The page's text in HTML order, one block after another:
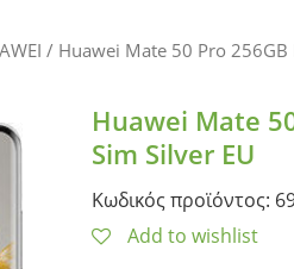
/ Huawei Mate 50 Pro 256GB
Huawei Mate
Sim Silver EU
Κωδικός προϊόντος:
Add to wishlist